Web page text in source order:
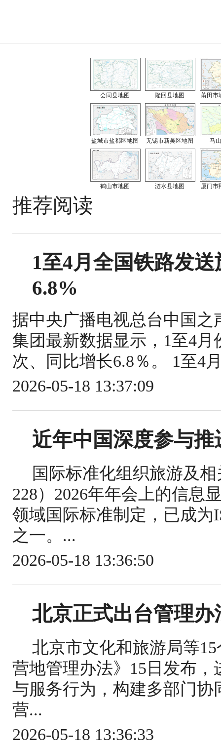
会同县地图 隆回县地图 莆田市
盐城市盐都区地图 无锡市新吴区地图 马
鹤山市地图 涟水县地图 厦门市
推荐阅读
1至4月全国铁路发
6.8%
据中央广播电视总台中国
集团最新数据显示，1至4月
次、同比增长6.8％。 1至4
2026-05-18 13:37:09
近年中国深度参与
国际标准化组织旅游及
228）2026年年会上的信息
领域国际标准制定，已成为
之一。...
2026-05-18 13:36:50
北京正式出台管理
北京市文化和旅游局等
营地管理办法》15日发布
与服务行为，构建多部门
营...
2026-05-18 13:36:33